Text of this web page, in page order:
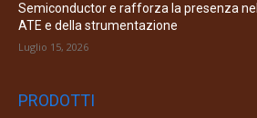
Semiconductor e rafforza la presenza
ATE e della strumentazione
Luglio 15, 2026
PRODOTTI